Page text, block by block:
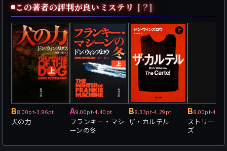
この著者の評判が良いミステリ [？]
B8.00pt-3.96pt
犬の力
A9.00pt-4.40pt
フランキー・マシ
ーンの冬
B8.33pt-4.29pt
ザ・カルテル
B8.00pt-
ストリート
ズ